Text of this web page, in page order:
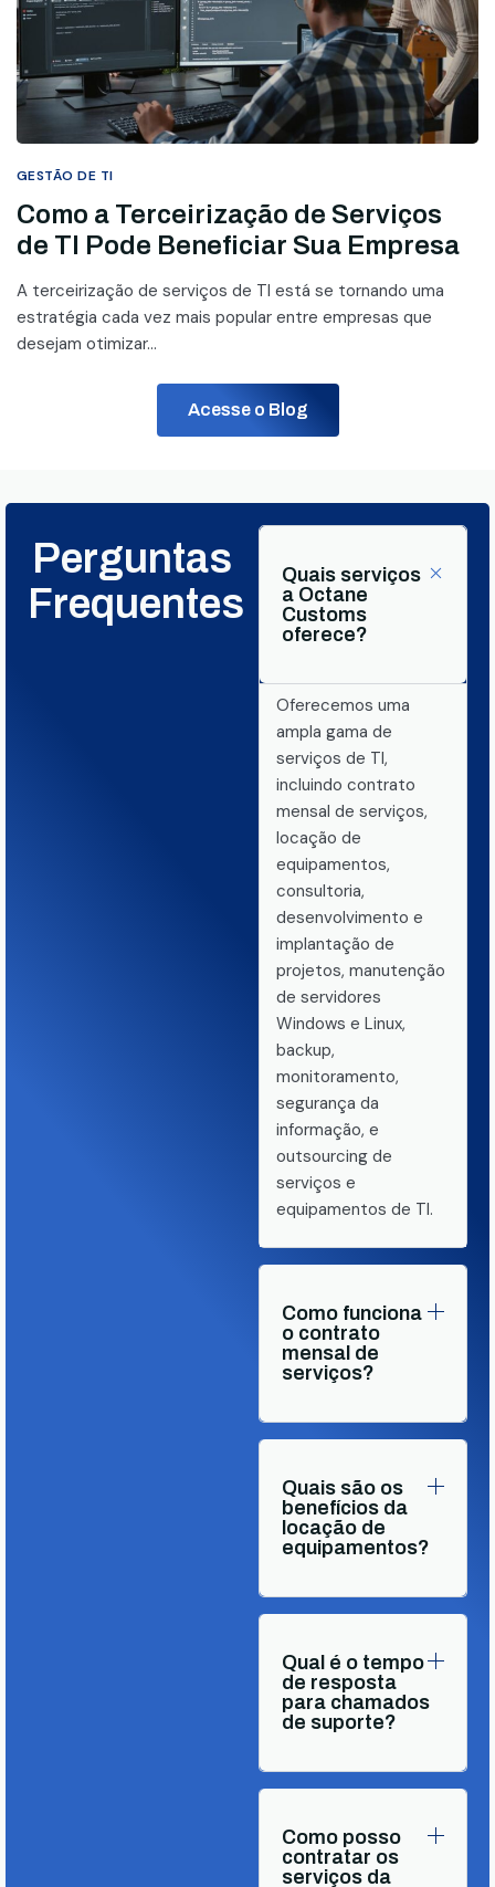
GESTÃO DE TI
Como a Terceirização de Serviços
de TI Pode Beneficiar Sua Empresa
A terceirização de serviços de TI está se tornando uma
estratégia cada vez mais popular entre empresas que
desejam otimizar...
Acesse o Blog
Perguntas
Frequentes
Quais serviços
a Octane
Customs
oferece?
Oferecemos uma
ampla gama de
serviços de TI,
incluindo contrato
mensal de serviços,
locação de
equipamentos,
consultoria,
desenvolvimento e
implantação de
projetos, manutenção
de servidores
Windows e Linux,
backup,
monitoramento,
segurança da
informação, e
outsourcing de
serviços e
equipamentos de TI.
Como funciona
o contrato
mensal de
serviços?
Quais são os
benefícios da
locação de
equipamentos?
Qual é o tempo
de resposta
para chamados
de suporte?
Como posso
contratar os
serviços da